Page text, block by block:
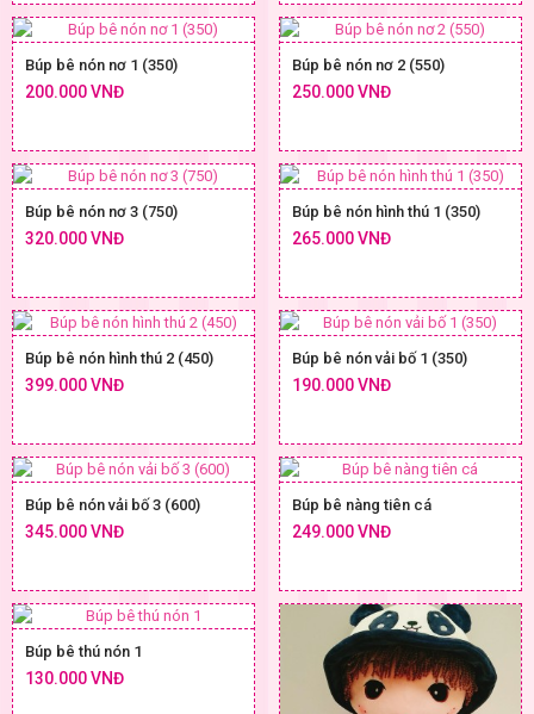
Búp bê nón nơ 1 (350)
200.000 VNĐ
Búp bê nón nơ 2 (550)
250.000 VNĐ
Búp bê nón nơ 3 (750)
320.000 VNĐ
Búp bê nón hình thú 1 (350)
265.000 VNĐ
Búp bê nón hình thú 2 (450)
399.000 VNĐ
Búp bê nón vải bố 1 (350)
190.000 VNĐ
Búp bê nón vải bố 3 (600)
345.000 VNĐ
Búp bê nàng tiên cá
249.000 VNĐ
Búp bê thú nón 1
130.000 VNĐ